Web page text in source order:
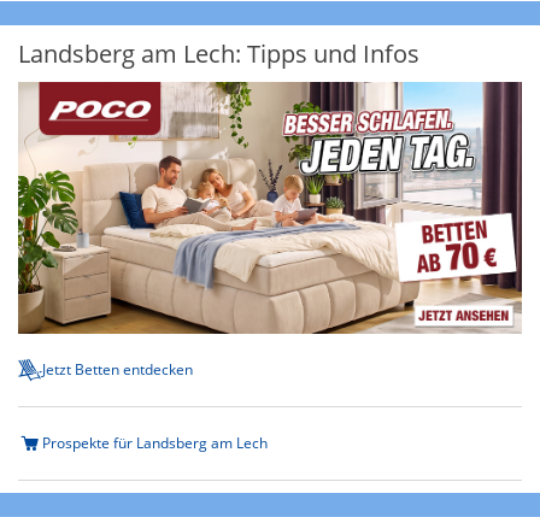
Landsberg am Lech: Tipps und Infos
Jetzt Betten entdecken
Prospekte für Landsberg am Lech